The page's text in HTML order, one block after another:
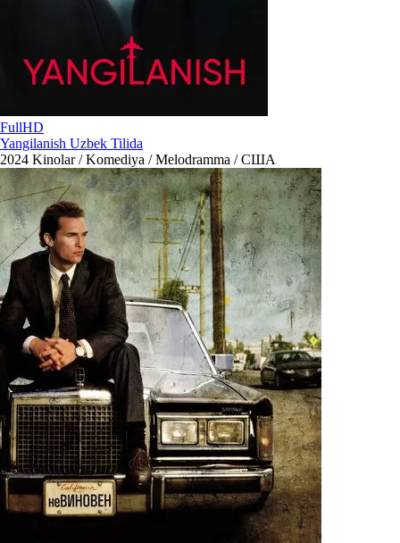
FullHD
Yangilanish Uzbek Tilida
2024 Kinolar / Komediya / Melodramma / США